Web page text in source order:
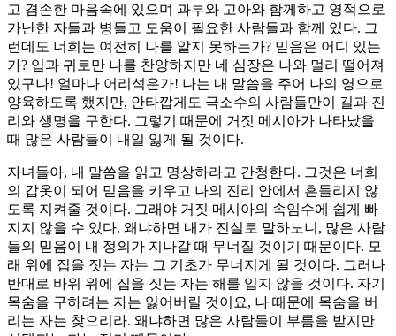
고 겸손한 마음속에 있으며 과부와 고아와 함께하고 영적으로
가난한 자들과 병들고 도움이 필요한 사람들과 함께 있다. 그
런데도 너희는 여전히 나를 알지 못하는가? 믿음은 어디 있는
가? 입과 귀로만 나를 찬양하지만 네 심장은 나와 멀리 떨어져
있구나! 얼마나 어리석은가! 나는 내 말씀을 주어 나의 영으로
양육하도록 했지만, 안타깝게도 극소수의 사람들만이 길과 진
리와 생명을 구한다. 그렇기 때문에 거짓 메시아가 나타났을
때 많은 사람들이 내일 잃게 될 것이다.
자녀들아, 내 말씀을 읽고 명상하라고 간청한다. 그것은 너희
의 갑옷이 되어 믿음을 키우고 나의 진리 안에서 흔들리지 않
도록 지켜줄 것이다. 그래야 거짓 메시아의 속임수에 쉽게 빠
지지 않을 수 있다. 왜냐하면 내가 진실로 말하노니, 많은 사람
들의 믿음이 내 정의가 지나갈 때 무너질 것이기 때문이다. 모
래 위에 집을 짓는 자는 그 기초가 무너지게 될 것이다. 그러나
반대로 바위 위에 집을 짓는 자는 해를 입지 않을 것이다. 자기
목숨을 구하려는 자는 잃어버릴 것이요, 나 때문에 목숨을 버
리는 자는 찾으리라. 왜냐하면 많은 사람들이 부름을 받지만